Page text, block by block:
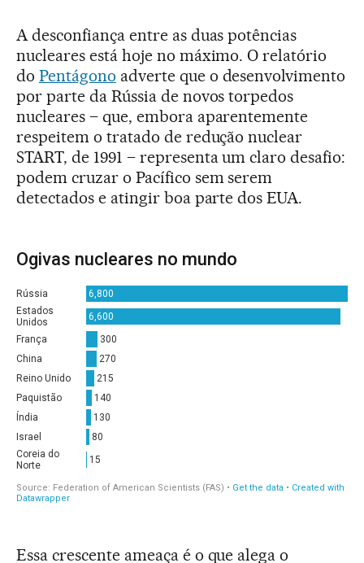
A desconfiança entre as duas potências
nucleares está hoje no máximo. O relatório
do Pentágono adverte que o desenvolvimento
por parte da Rússia de novos torpedos
nucleares – que, embora aparentemente
respeitem o tratado de redução nuclear
START, de 1991 – representa um claro desafio:
podem cruzar o Pacífico sem serem
detectados e atingir boa parte dos EUA.
Essa crescente ameaça é o que alega o